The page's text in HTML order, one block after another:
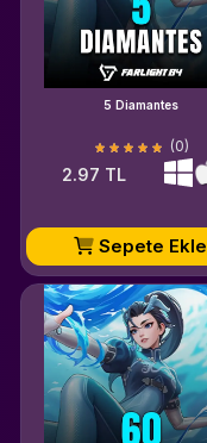
5 Diamantes
(0)
2.97 TL
Sepete Ekle